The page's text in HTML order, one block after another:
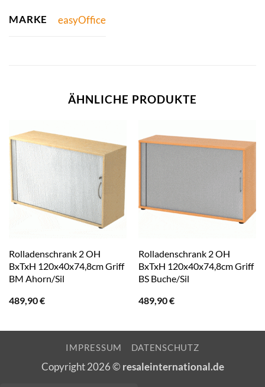
MARKE easyOffice
ÄHNLICHE PRODUKTE
Rolladenschrank 2 OH
BxTxH 120x40x74,8cm Griff
BM Ahorn/Sil
489,90€
Rolladenschrank 2 OH
BxTxH 120x40x74,8cm Griff
BS Buche/Sil
489,90€
IMPRESSUM DATENSCHUTZ
Copyright 2026 © resaleinternational.de